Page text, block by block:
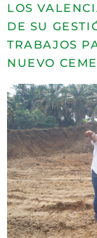
LOS
DE SU
TRABAJOS
NUEVO